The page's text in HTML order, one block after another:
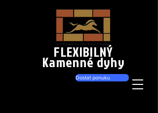
FLEXIBILNÝ
Kamenné dyhy
Dostat ponuku